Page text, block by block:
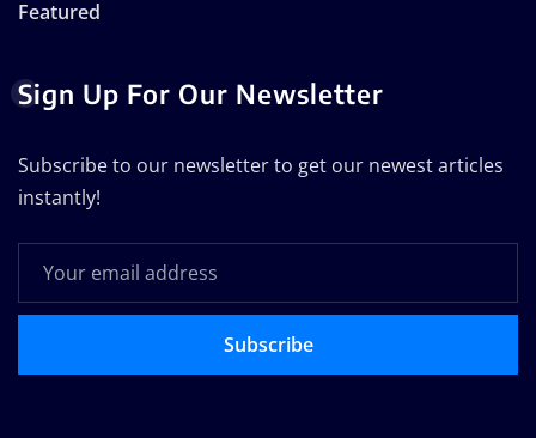
Featured
Sign Up For Our Newsletter
Subscribe to our newsletter to get our newest articles
instantly!
Subscribe